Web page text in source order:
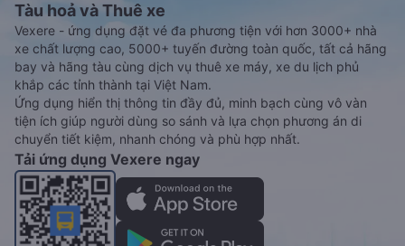
Tàu hoả và Thuê xe
Vexere - ứng dụng đặt vé đa phương tiện với hơn 3000+ nhà
xe chất lượng cao, 5000+ tuyến đường toàn quốc, tất cả hãng
bay và hãng tàu cùng dịch vụ thuê xe máy, xe du lịch phủ
khắp các tỉnh thành tại Việt Nam.
Ứng dụng hiển thị thông tin đầy đủ, minh bạch cùng vô vàn
tiện ích giúp người dùng so sánh và lựa chọn phương án di
chuyển tiết kiệm, nhanh chóng và phù hợp nhất.
Tải ứng dụng Vexere ngay